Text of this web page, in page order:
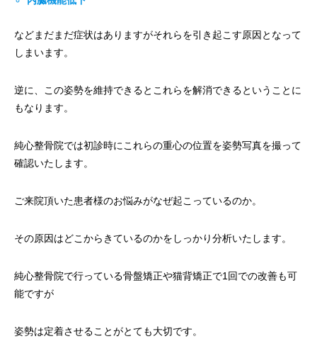
などまだまだ症状はありますがそれらを引き起こす原因となって
しまいます。
逆に、この姿勢を維持できるとこれらを解消できるということに
もなります。
純心整骨院では初診時にこれらの重心の位置を姿勢写真を撮って
確認いたします。
ご来院頂いた患者様のお悩みがなぜ起こっているのか。
その原因はどこからきているのかをしっかり分析いたします。
純心整骨院で行っている骨盤矯正や猫背矯正で1回での改善も可
能ですが
姿勢は定着させることがとても大切です。